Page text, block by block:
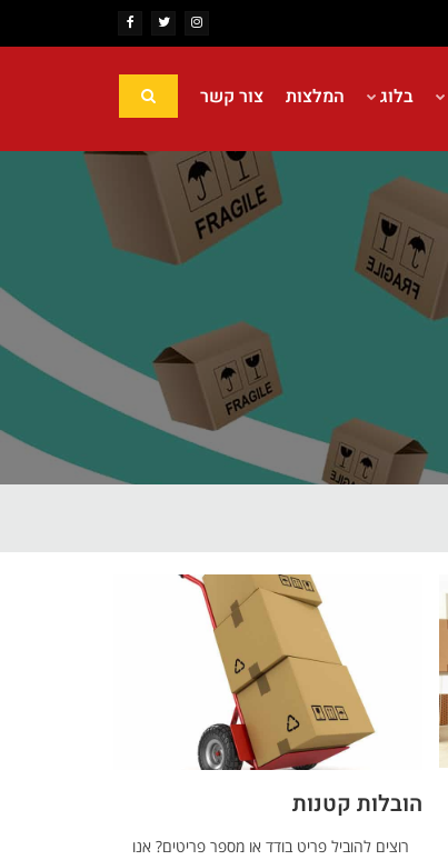
בלוג המלצות צור קשר
הובלות קטנות
רוצים להוביל פריט בודד או מספר פריטים? אנו